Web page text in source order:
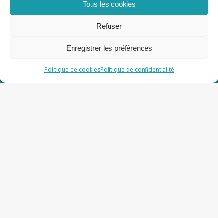
Tous les cookies
Refuser
Enregistrer les préférences
Politique de cookiesPolitique de confidentialité
Politique de confidentialité
Mentions Légales
Nous suivre